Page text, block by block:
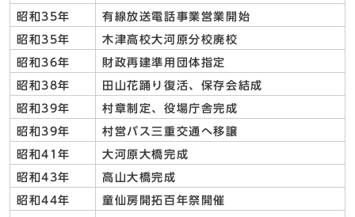
昭和35年 有線放送電話事業営業開始
昭和35年 木津高校大河原分校廃校
昭和36年 財政再建準用団体指定
昭和38年 田山花踊り復活、保存会結成
昭和39年 村章制定、役場庁舎完成
昭和39年 村営バス三重交通へ移譲
昭和41年 大河原大橋完成
昭和43年 高山大橋完成
昭和44年 童仙房開拓百年祭開催